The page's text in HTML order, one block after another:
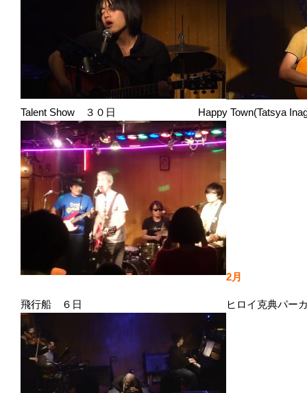
Talent Show ３０日 Happy Town(Tatsya
2月
飛行船 ６日 ヒロイ克典パーカッシ